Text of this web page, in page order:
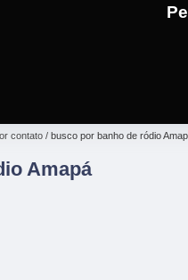
contato busco por banho de ródio
Amapá